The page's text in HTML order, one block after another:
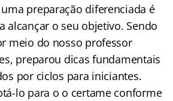
preparação diferenciada é
alcançar o seu objetivo. Sendo
meio do nosso professor
preparou dicas fundamentais
por ciclos para iniciantes.
lo para o o certame conforme